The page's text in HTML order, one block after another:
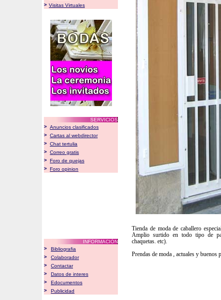
> Visitas Virtuales
SERVICIOS
> Anuncios clasificados
> Cartas al webdirector
> Chat tertulia
> Correo gratis
> Foro de quejas
> Foro opinion
INFORMACIÓN
>
Bibliografia
>
Colaborador
>
Contactar
>
Datos de interes
>
Edocumentos
>
Publicidad
Tienda de moda de caballero
Amplio surtido en todo tipo de
chaquetas. etc).
Prendas de moda , actuales y buenos